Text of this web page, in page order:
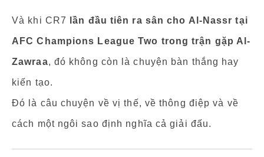
Và khi CR7 lần đầu tiên ra sân cho Al-Nassr tại
AFC Champions League Two trong trận gặp Al-
Zawraa, đó không còn là chuyện bàn thắng hay
kiến tạo.
Đó là câu chuyện về vị thế, về thông điệp và về
cách một ngôi sao định nghĩa cả giải đấu.